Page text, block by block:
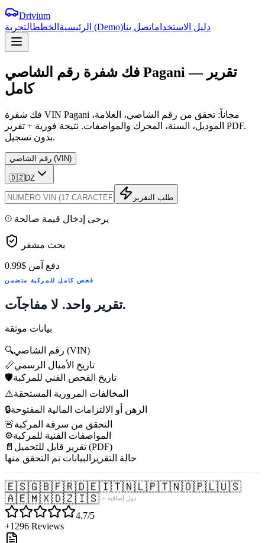
Drivium
الرئيسية الخطط التجربة (Demo) دليل الاستخداماتصل بنا
فك شفرة رقم Pagani— تقرير
كامل
فك شفرة VIN Pagani مجاناً: تحقق من رقم الشاصي، العلامة،
الموديل، السنة، المحرك والمواصفات. نتيجة فورية + تقرير PDF.
بدون تسجيل.
رقم الشاصي (VIN)
🇩🇿DZ
طلب التقرير
يرجى إدخال قيمة صالحة
بحث مشفر
دفع آمن $0.99
فحص كامل للمركبة متضمن
تقرير واحد. لا مفاجآت.
بيانات موثقة
🔍
رقم الشاصي (VIN)
📏تاريخ الأميال الرسمي
🛡️تاريخ الفحص الفني للمركبة
⚠️المخالفات المرورية المستحقة
🔒الرهن أو الالتزامات المالية المفتوحة
🚨التحقق من سرقة المركبة
⚙️المواصفات الفنية للمركبة
📄
تقرير قابل للتحميل (PDF)
حالة التقرير البيانات تم التحقق منها
🇪🇸🇬🇧🇫🇷🇩🇪🇮🇹🇳🇱🇵🇹🇳🇴🇵🇱🇺🇸
🇦🇪🇲🇽🇩🇿🇮🇸 + دول إضافية
4.7/5
+1296 Reviews